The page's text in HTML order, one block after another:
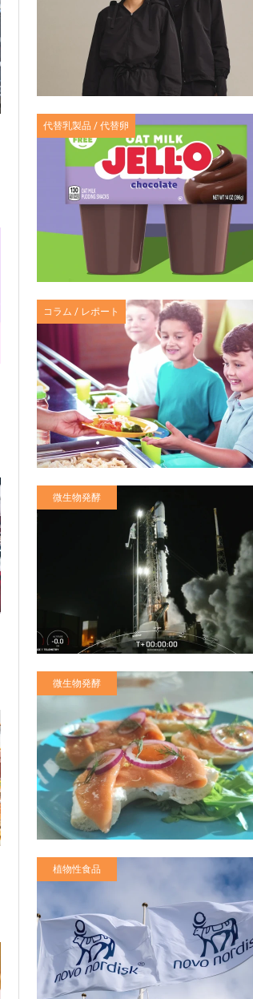
代替乳製品 / 代替卵
コラム / レポート
微生物発酵
微生物発酵
植物性食品